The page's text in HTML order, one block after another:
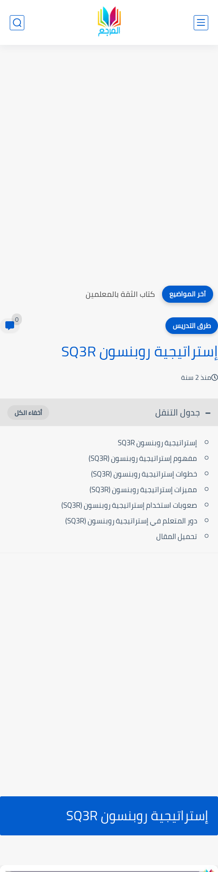
آخر المواضيع كتاب التعلم المبني على الدماغ
طرق التدريس 0
إستراتيجية روبنسون SQ3R
منذ 2 سنة
جدول التنقل
إستراتيجية روبنسون SQ3R
مفهوم إستراتيجية روبنسون (SQ3R)
خطوات إستراتيجية روبنسون (SQ3R)
مميزات إستراتيجية روبنسون (SQ3R)
صعوبات استخدام إستراتيجية روبنسون (SQ3R)
دور المتعلم في إستراتيجية روبنسون (SQ3R)
تحميل المقال
إستراتيجية روبنسون SQ3R